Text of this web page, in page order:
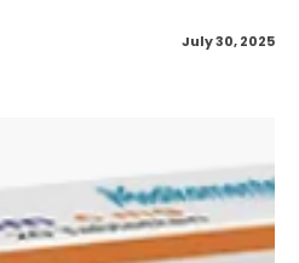
July 30, 2025